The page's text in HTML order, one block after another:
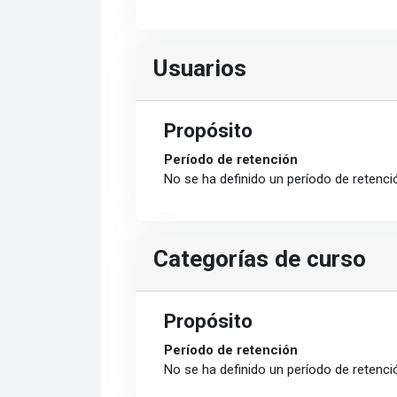
Usuarios
Propósito
Período de retención
No se ha definido un período de
Categorías de curso
Propósito
Período de retención
No se ha definido un período de